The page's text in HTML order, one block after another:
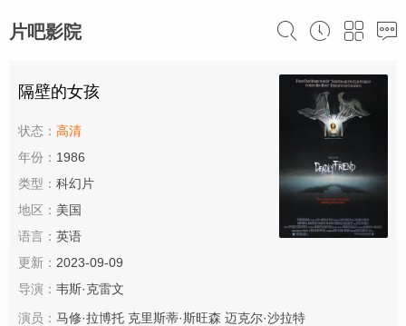
片吧影院
隔壁的女孩
状态： 高清
年份： 1986
类型： 科幻片
地区： 美国
语言： 英语
更新： 2023-09-09
导演： 韦斯·克雷文
演员： 马修·拉博托 克里斯蒂·斯旺森 迈克尔·沙拉特